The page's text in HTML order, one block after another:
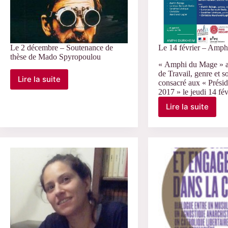
Le 2 décembre – Soutenance de
thèse de Mado Spyropoulou
Lire la suite
Le
Mado
Spyropoulou
Le 14 février –
« Amphi du Mage »
de Travail, genre et
consacré aux «
2017 » le jeudi 14
Lire la suite
Le
Amphi
du
MAGE